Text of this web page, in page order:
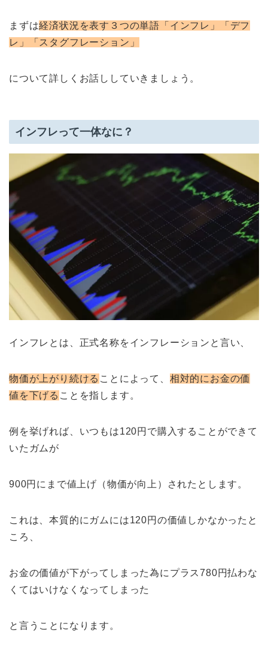
まずは経済状況を表す３つの単語「インフレ」「デフ
レ」「スタグフレーション」
について詳しくお話ししていきましょう。
インフレって一体なに？
インフレとは、正式名称をインフレーションと言い、
物価が上がり続ける ことによって、 相対的にお金の価
値を下げる ことを指します。
例を挙げれば、いつもは120円で購入することができて
いたガムが
900円にまで値上げ（物価が向上）されたとします。
これは、本質的にガムには120円の価値しかなかったと
ころ、
お金の価値が下がってしまった為にプラス780円払わな
くてはいけなくなってしまった
と言うことになります。